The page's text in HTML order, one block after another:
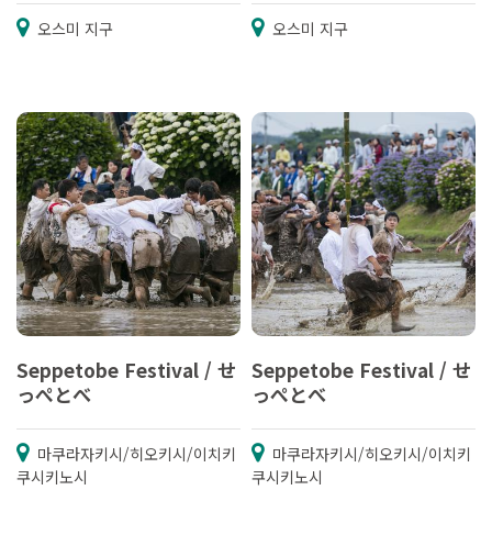
오스미 지구 오스미 지구
Seppetobe Festival / せ
っぺとべ
마쿠라자키시/히오키시/이치키
쿠시키노시
Seppetobe Festival / せ
っぺとべ
마쿠라자키시/히오키시/이치키
쿠시키노시